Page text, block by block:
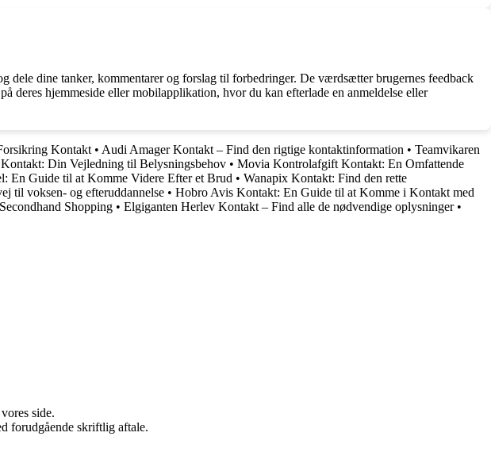
dele dine tanker, kommentarer og forslag til forbedringer. De værdsætter brugernes feedback
deres hjemmeside eller mobilapplikation, hvor du kan efterlade en anmeldelse eller
Kontakt • Audi Amager Kontakt – Find den rigtige kontaktinformation • Teamvikaren
Din Vejledning til Belysningsbehov • Movia Kontrolafgift Kontakt: En Omfattende
En Guide til at Komme Videre Efter et Brud • Wanapix Kontakt: Find den rette
til voksen- og efteruddannelse • Hobro Avis Kontakt: En Guide til at Komme i Kontakt med
Shopping • Elgiganten Herlev Kontakt – Find alle de nødvendige oplysninger•
side.
forudgående skriftlig aftale.